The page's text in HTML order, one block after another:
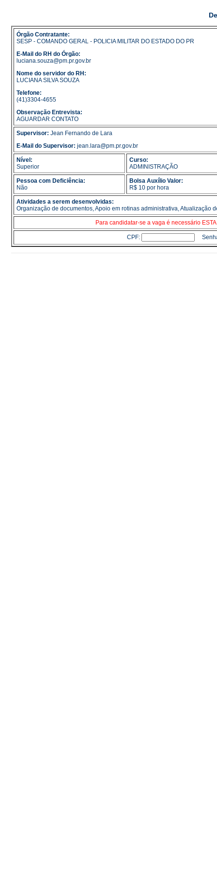
Órgão Contratante:
SESP - COMANDO GERAL - POLICIA MILITAR DO ESTADO DO PR
E-Mail do RH do Órgão:
luciana.souza@pm.pr.gov.br
Nome do servidor do RH:
LUCIANA SILVA SOUZA
Telefone:
(41)3304-4655
Observação Entrevista:
AGUARDAR CONTATO
Supervisor: Jean Fernando de Lara
E-Mail do Supervisor: jean.lara@pm.pr.gov.br
Nível:
Superior
Curso:
ADMINISTRAÇÃO
Pessoa com Deficiência:
Não
Bolsa Auxílio Valor:
R$ 10 por hora
Atividades a serem desenvolvidas:
Organização de documentos, Apoio em rotinas administrativa, Atualização
Para candidatar-se a vaga é necessário
CPF: